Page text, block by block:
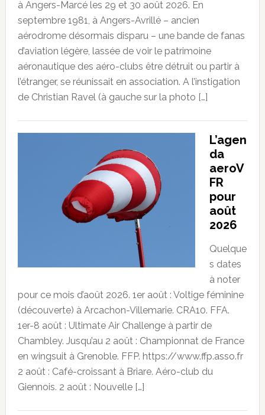
à Angers-Marcé les 29 et 30 août 2026. En
septembre 1981, à Angers-Avrillé – ancien
aérodrome désormais disparu – une bande de fanas
d’aviation légère, lassée de voir le patrimoine
aéronautique des aéro-clubs être détruit ou partir à
l’étranger, se réunissait en association. A l’instigation
de Christian Ravel (à gauche sur la photo […]
L’agen
da
aeroV
FR
pour
août
2026
Quelque
s dates
à noter
pour ce mois d’août 2026. 1er août : Voltige féminine
(découverte) à Arcachon-Villemarie. CRA10. FFA.
1er-8 août : Ultimate Air Challenge à partir de
Chambley. Jusqu’au 2 août : Championnat de France
en wingsuit à Grenoble. FFP. https://www.ffp.asso.fr
2 août : Café-croissant à Briare. Aéro-club du
Giennois. 2 août : Nouvelle […]